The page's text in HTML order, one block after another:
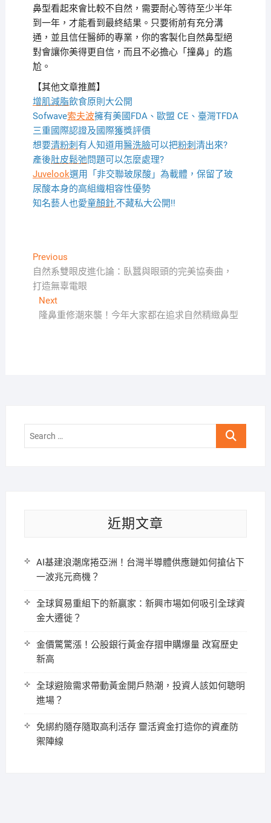
鼻型看起來會比較不自然，需要耐心等待至少半年
到一年，才能看到最終結果。只要術前有充分溝
通，並且信任醫師的專業，你的客製化自然鼻型絕
對會讓你美得更自信，而且不必擔心「撞鼻」的尷
尬。
【其他文章推薦】
增肌減脂飲食原則大公開
Sofwave索夫波擁有美國FDA、歐盟 CE、臺灣TFDA
三重國際認證及國際獲獎評價
想要清粉刺 有人知道用醫洗臉可以把粉刺 清出來?
產後肚皮鬆弛問題可以怎麼處理?
Juvelook選用「非交聯玻尿酸」為載體，保留了玻
尿酸本身的高組織相容性優勢
知名藝人也愛童顏針,不藏私大公開!!
文
章
導
覽
PreviousPrevious
post:
自然系雙眼皮進化論：臥蠶與眼頭的完美協奏曲，
打造無辜電眼
NextNext
post:
隆鼻重修潮來襲！今年大家都在追求自然精緻鼻型
Search
近期文章
AI基建浪潮席捲亞洲！台灣半導體供應鏈如何搶佔下
一波兆元商機？
全球貿易重組下的新贏家：新興市場如何吸引全球資
金大遷徙？
金價驚驚漲！公股銀行黃金存摺申購爆量 改寫歷史
新高
全球避險需求帶動黃金開戶熱潮，投資人該如何聰明
進場？
免綁約隨存隨取高利活存 靈活資金打造你的資產防
禦陣線